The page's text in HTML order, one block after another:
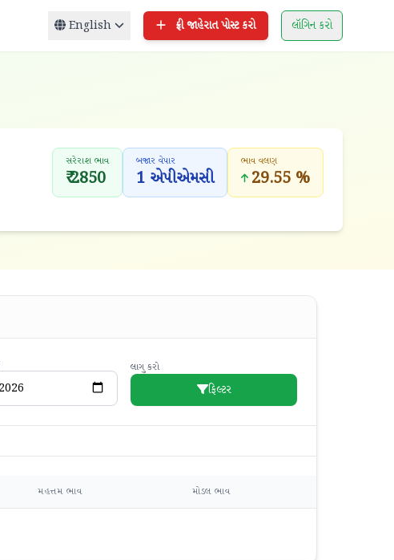
English ફ્રી જાહેરાત પોસ્ટ કરો લૉગિન કરો
સરેરાશ ભાવ
₹ 2850
બજાર વેપાર
1 એપીએમસી
ભાવ વલણ
29.55 %
લાગુ કરો
ફિલ્ટર
મહત્તમ ભાવ મોડલ ભાવ